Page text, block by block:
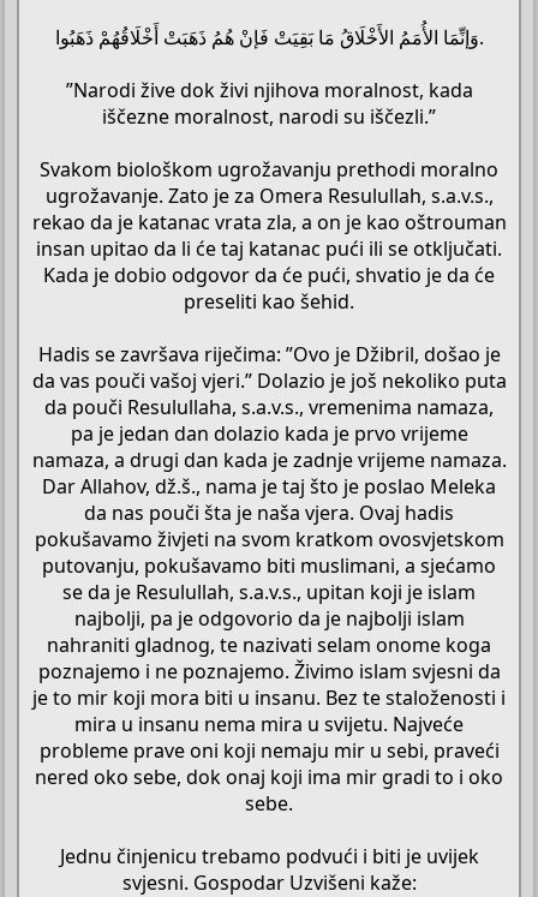
وَإنِّمَا الأُمَمُ الأَخْلَاقُ مَا بَقِيَتْ فَإنْ هُمُ ذَهَبَتْ أَخْلَاقُهُمْ ذَهَبُوا.
”Narodi žive dok živi njihova moralnost, kada
iščezne moralnost, narodi su iščezli.”
Svakom biološkom ugrožavanju prethodi moralno
ugrožavanje. Zato je za Omera Resulullah, s.a.v.s.,
rekao da je katanac vrata zla, a on je kao oštrouman
insan upitao da li će taj katanac pući ili se otključati.
Kada je dobio odgovor da će pući, shvatio je da će
preseliti kao šehid.
Hadis se završava riječima: ”Ovo je Džibril, došao je
da vas pouči vašoj vjeri.” Dolazio je još nekoliko puta
da pouči Resulullaha, s.a.v.s., vremenima namaza,
pa je jedan dan dolazio kada je prvo vrijeme
namaza, a drugi dan kada je zadnje vrijeme namaza.
Dar Allahov, dž.š., nama je taj što je poslao Meleka
da nas pouči šta je naša vjera. Ovaj hadis
pokušavamo živjeti na svom kratkom ovosvjetskom
putovanju, pokušavamo biti muslimani, a sjećamo
se da je Resulullah, s.a.v.s., upitan koji je islam
najbolji, pa je odgovorio da je najbolji islam
nahraniti gladnog, te nazivati selam onome koga
poznajemo i ne poznajemo. Živimo islam svjesni da
je to mir koji mora biti u insanu. Bez te staloženosti i
mira u insanu nema mira u svijetu. Najveće
probleme prave oni koji nemaju mir u sebi, praveći
nered oko sebe, dok onaj koji ima mir gradi to i oko
sebe.
Jednu činjenicu trebamo podvući i biti je uvijek
svjesni. Gospodar Uzvišeni kaže: